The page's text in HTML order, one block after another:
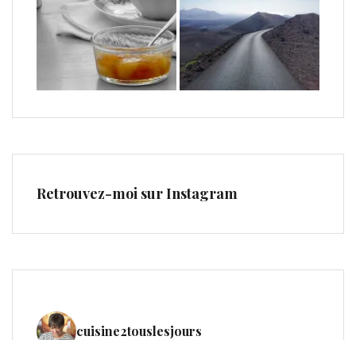
Retrouvez-moi sur Instagram
cuisine2touslesjours